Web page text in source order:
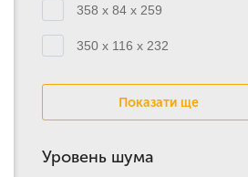
358 x 84 x 259
350 x 116 x 232
Показати ще
Уровень шума